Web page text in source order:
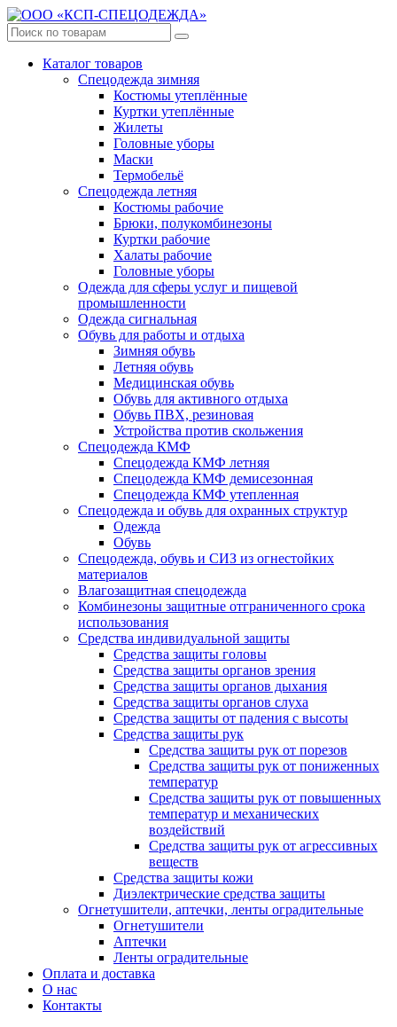
Каталог товаров
Спецодежда зимняя
Костюмы утеплённые
Куртки утеплённые
Жилеты
Головные уборы
Маски
Термобельё
Спецодежда летняя
Костюмы рабочие
Брюки, полукомбинезоны
Куртки рабочие
Халаты рабочие
Головные уборы
Одежда для сферы услуг и пищевой
промышленности
Одежда сигнальная
Обувь для работы и отдыха
Зимняя обувь
Летняя обувь
Медицинская обувь
Обувь для активного отдыха
Обувь ПВХ, резиновая
Устройства против скольжения
Спецодежда КМФ
Спецодежда КМФ летняя
Спецодежда КМФ демисезонная
Спецодежда КМФ утепленная
Спецодежда и обувь для охранных структур
Одежда
Обувь
Спецодежда, обувь и СИЗ из огнестойких
материалов
Влагозащитная спецодежда
Комбинезоны защитные отграниченного срока
использования
Средства индивидуальной защиты
Средства защиты головы
Средства защиты органов зрения
Средства защиты органов дыхания
Средства защиты органов слуха
Средства защиты от падения с высоты
Средства защиты рук
Средства защиты рук от порезов
Средства защиты рук от пониженных
температур
Средства защиты рук от повышенных
температур и механических
воздействий
Средства защиты рук от агрессивных
веществ
Средства защиты кожи
Диэлектрические средства защиты
Огнетушители, аптечки, ленты оградительные
Огнетушители
Аптечки
Ленты оградительные
Оплата и доставка
О нас
Контакты